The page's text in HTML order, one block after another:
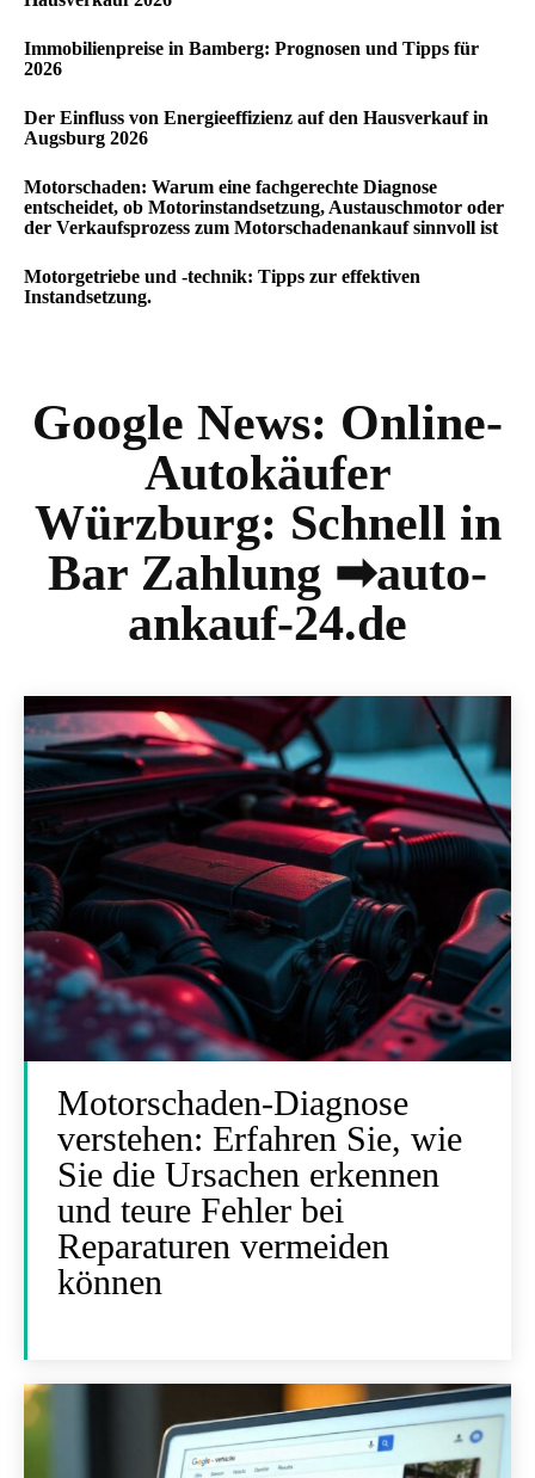
Immobilienpreise in Bamberg: Prognosen und Tipps für
2026
Der Einfluss von Energieeffizienz auf den Hausverkauf in
Augsburg 2026
Motorschaden: Warum eine fachgerechte Diagnose
entscheidet, ob Motorinstandsetzung, Austauschmotor oder
der Verkaufsprozess zum Motorschadenankauf sinnvoll ist
Motorgetriebe und -technik: Tipps zur effektiven
Instandsetzung.
Google News: Online-
Autokäufer
Würzburg: Schnell in
Bar Zahlung ➡auto-
ankauf-24.de
Motorschaden-Diagnose
verstehen: Erfahren Sie, wie
Sie die Ursachen erkennen
und teure Fehler bei
Reparaturen vermeiden
können